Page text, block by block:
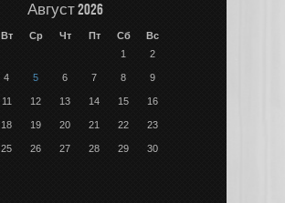
Август 2026
Вт Ср Чт Пт Сб
Вс
1
2
4 5 6 7 8 9
11 12 13 14 15 16
18 19 20 21 22 23
25 26 27 28 29 30